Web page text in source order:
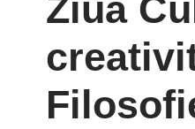
Ziua